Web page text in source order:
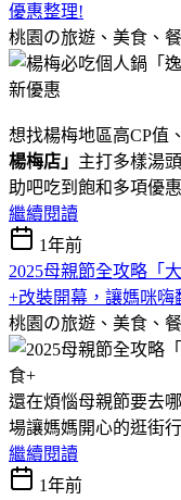
優惠整理!
桃園の旅遊、美食、
想找楊梅地區高CP值
楊梅店」 主打多樣湯
助吧吃到飽和多項優
繼續閱讀
1年前
2025母親節全攻略「
+改裝開幕，讓媽咪嗨
桃園の旅遊、美食、
還在煩惱母親節要去
場讓媽媽開心的逛街
繼續閱讀
1年前